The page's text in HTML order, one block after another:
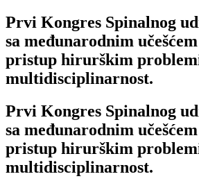
Prvi Kongres Spinalnog
sa međunarodnim
pristup hirurškim
multidisciplinarnost.
Prvi Kongres Spinalnog
sa međunarodnim
pristup hirurškim
multidisciplinarnost.